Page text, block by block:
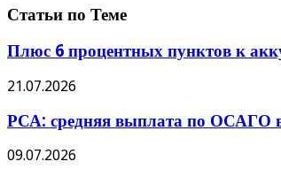
Статьи по Теме
Плюс 6 процентных пунктов к
21.07.2026
РСА: средняя выплата по ОСАГО в
09.07.2026